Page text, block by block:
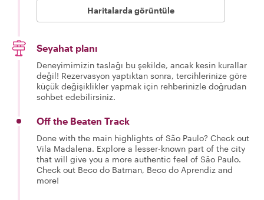
Haritalarda görüntüle
Seyahat planı
Deneyimimizin taslağı bu şekilde, ancak kesin kurallar
değil! Rezervasyon yaptıktan sonra, tercihlerinize göre
küçük değişiklikler yapmak için rehberinizle doğrudan
sohbet edebilirsiniz.
Off the Beaten Track
Done with the main highlights of São Paulo? Check out
Vila Madalena. Explore a lesser-known part of the city
that will give you a more authentic feel of São Paulo.
Check out Beco do Batman, Beco do Aprendiz and
more!